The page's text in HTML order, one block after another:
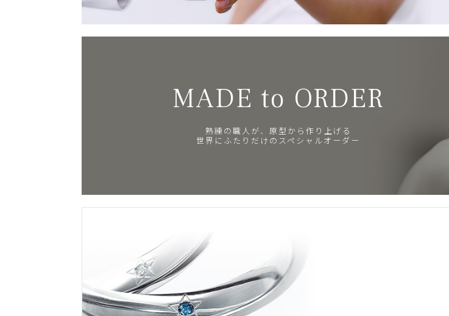
MADE to ORDER
熟練の職人が、原型から作り上げる
世界にふたりだけのスペシャルオーダー